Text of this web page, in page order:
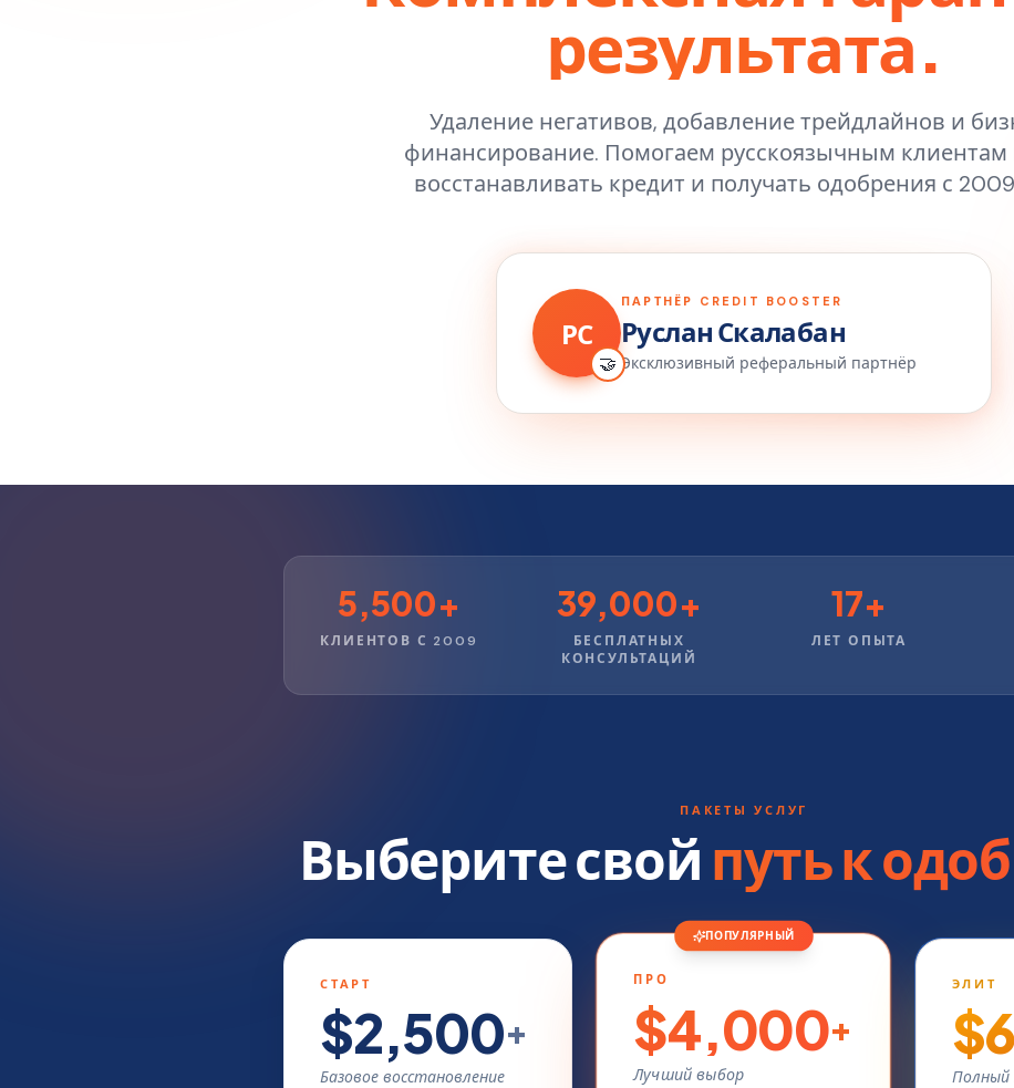
результата.
Удаление негативов, добавление трейдлайнов и
финансирование. Помогаем русскоязычным
восстанавливать кредит и получать одобрения с
РС
🤝
ПАРТНЁР CREDIT BOOSTER
Руслан Скалабан
Эксклюзивный реферальный партнёр
5,500+
КЛИЕНТОВ С 2009
39,000+
БЕСПЛАТНЫХ
КОНСУЛЬТАЦИЙ
17+
ЛЕТ ОПЫТА
ПАКЕТЫ УСЛУГ
Выберите свой путь к
СТАРТ
$2,500+
Базовое восстановление
ПОПУЛЯРНЫЙ
ПРО
$4,000+
Лучший выбор
ЭЛИТ
Полный